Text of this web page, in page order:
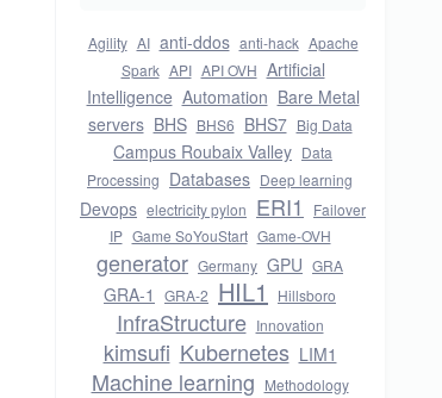
Agility AI anti-ddos anti-hack Apache
Spark API API OVH Artificial
Intelligence Automation Bare Metal
servers BHS BHS6 BHS7 Big Data
Campus Roubaix Valley Data
Processing Databases Deep learning
Devops electricity pylon ERI1
Failover
IP Game SoYouStart Game-OVH
generator Germany GPU GRA
GRA-1 GRA-2 HIL1 Hillsboro
InfraStructure Innovation
kimsufi Kubernetes LIM1
Machine learning Methodology